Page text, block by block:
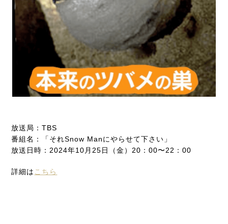
放送局：TBS
番組名：「それSnow Manにやらせて下さい」
放送日時：2024年10月25日（金）20：00〜22：00
詳細は こちら